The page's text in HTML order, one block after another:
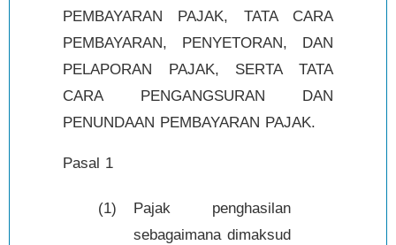
PEMBAYARAN PAJAK, TATA CARA
PEMBAYARAN, PENYETORAN, DAN
PELAPORAN PAJAK, SERTA TATA
CARA PENGANGSURAN DAN
PENUNDAAN PEMBAYARAN PAJAK.
Pasal 1
(1)
Pajak penghasilan
sebagaimana dimaksud